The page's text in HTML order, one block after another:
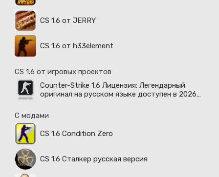
CS 1.6 от JERRY
CS 1.6 от h33element
CS 1.6 от игровых проектов
Counter-Strike 1.6 Лицензия: Легендарный
оригинал на русском языке доступен в 2026
С модами
CS 1.6 Condition Zero
CS 1.6 Сталкер русская версия